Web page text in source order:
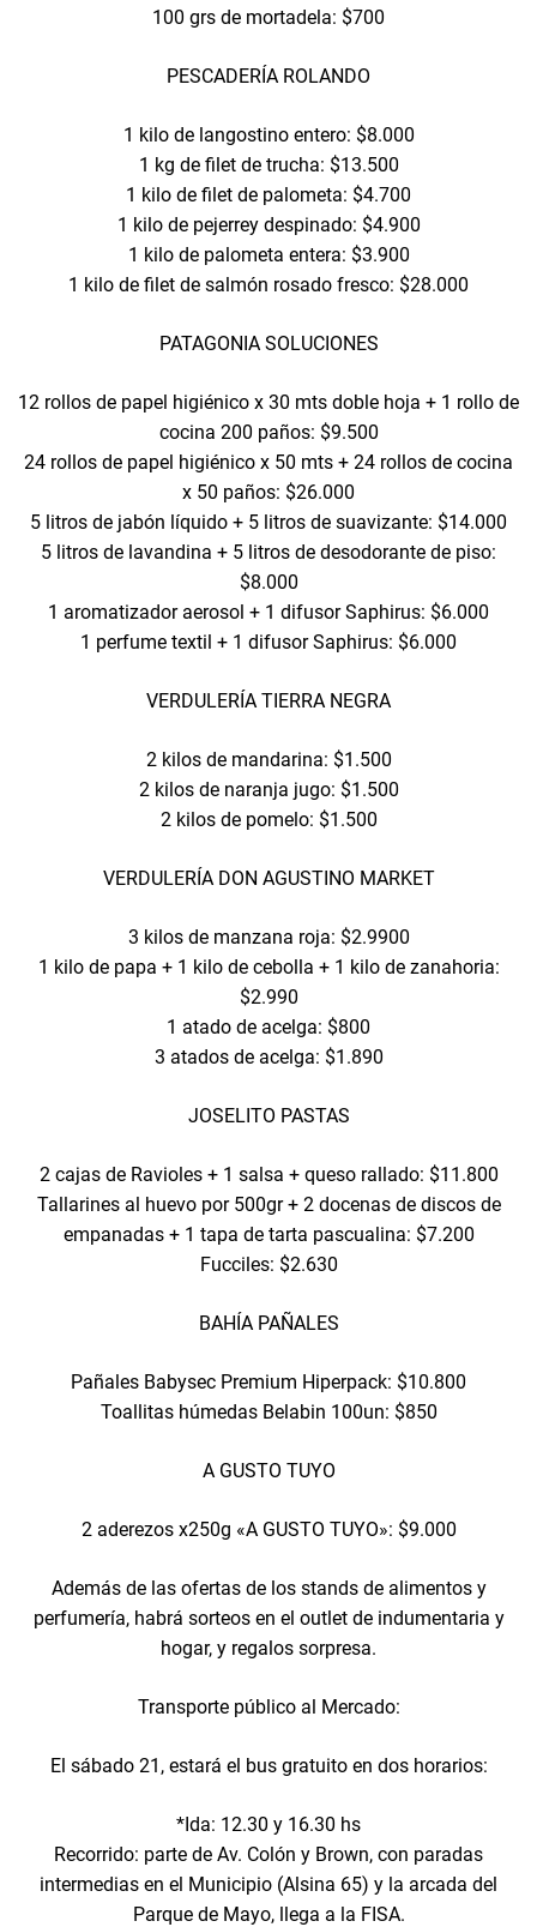
100 grs de mortadela: $700
PESCADERÍA ROLANDO
1 kilo de langostino entero: $8.000
1 kg de filet de trucha: $13.500
1 kilo de filet de palometa: $4.700
1 kilo de pejerrey despinado: $4.900
1 kilo de palometa entera: $3.900
1 kilo de filet de salmón rosado fresco: $28.000
PATAGONIA SOLUCIONES
12 rollos de papel higiénico x 30 mts doble hoja + 1 rollo de
cocina 200 paños: $9.500
24 rollos de papel higiénico x 50 mts + 24 rollos de cocina
x 50 paños: $26.000
5 litros de jabón líquido + 5 litros de suavizante: $14.000
5 litros de lavandina + 5 litros de desodorante de piso:
$8.000
1 aromatizador aerosol + 1 difusor Saphirus: $6.000
1 perfume textil + 1 difusor Saphirus: $6.000
VERDULERÍA TIERRA NEGRA
2 kilos de mandarina: $1.500
2 kilos de naranja jugo: $1.500
2 kilos de pomelo: $1.500
VERDULERÍA DON AGUSTINO MARKET
3 kilos de manzana roja: $2.9900
1 kilo de papa + 1 kilo de cebolla + 1 kilo de zanahoria:
$2.990
1 atado de acelga: $800
3 atados de acelga: $1.890
JOSELITO PASTAS
2 cajas de Ravioles + 1 salsa + queso rallado: $11.800
Tallarines al huevo por 500gr + 2 docenas de discos de
empanadas + 1 tapa de tarta pascualina: $7.200
Fucciles: $2.630
BAHÍA PAÑALES
Pañales Babysec Premium Hiperpack: $10.800
Toallitas húmedas Belabin 100un: $850
A GUSTO TUYO
2 aderezos x250g «A GUSTO TUYO»: $9.000
Además de las ofertas de los stands de alimentos y
perfumería, habrá sorteos en el outlet de indumentaria y
hogar, y regalos sorpresa.
Transporte público al Mercado:
El sábado 21, estará el bus gratuito en dos horarios:
*Ida: 12.30 y 16.30 hs
Recorrido: parte de Av. Colón y Brown, con paradas
intermedias en el Municipio (Alsina 65) y la arcada del
Parque de Mayo, llega a la FISA.